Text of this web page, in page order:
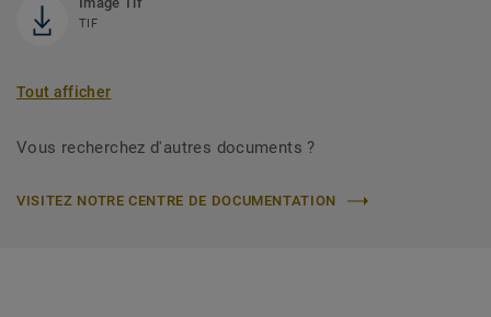
TIF
Tout afficher
Vous recherchez d'autres documents ?
VISITEZ NOTRE CENTRE DE DOCUMENTATION